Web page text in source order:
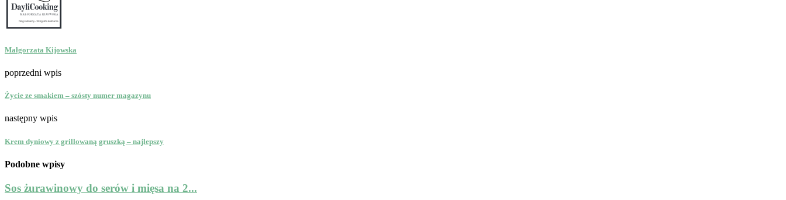
Małgorzata Kijowska
poprzedni wpis
Życie ze smakiem – szósty numer magazynu
następny wpis
Krem dyniowy z grillowaną gruszką – najlepszy
Podobne wpisy
Sos żurawinowy do serów i mięsa na 2...